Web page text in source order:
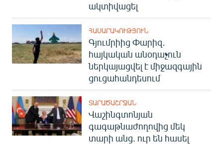
ակտիվացել
ՀԱՍԱՐԱԿՈՒԹՅՈՒՆ
Գյումրիից Փարիզ․
հայկական անօդաչուն
ներկայացվել է միջազգային
ցուցահանդեսում
ՏԱՐԱԾԱՇՐՋԱՆ
Վաշինգտոնյան
գագաթնաժողովից մեկ
տարի անց. ուր են հասել